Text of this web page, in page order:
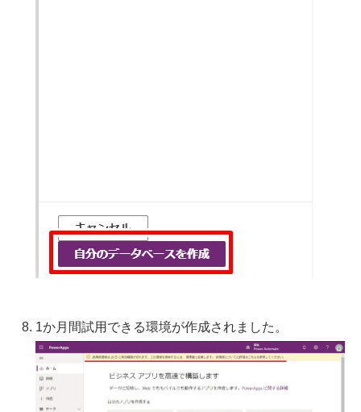
1か月間試用できる環境が作成されました。